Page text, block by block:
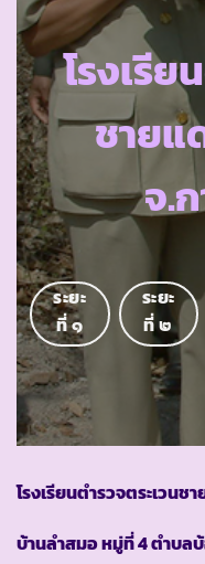
โรงเรีย
ชายแ
จ.
ระยะ
ที่ ๑
ระยะ
ที่ ๒
โรงเรียนตำรวจตระเวน
บ้านลำสมอ หมู่ที่4ตำบล